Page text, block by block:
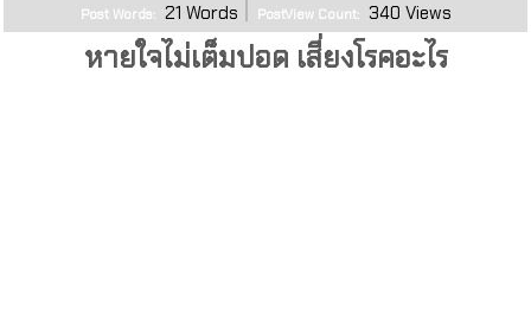
Post Words: 21 Words PostView Count: 340 Views
หายใจไม่เต็มปอด เสี่ยงโรคอะไร